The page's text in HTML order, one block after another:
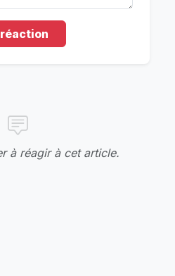
à réagir à cet article.